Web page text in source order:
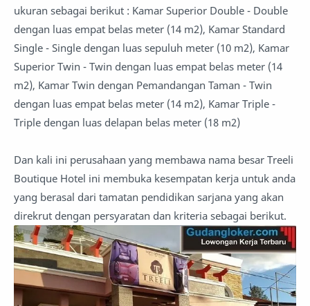
ukuran sebagai berikut : Kamar Superior Double - Double
dengan luas empat belas meter (14 m2), Kamar Standard
Single - Single dengan luas sepuluh meter (10 m2), Kamar
Superior Twin - Twin dengan luas empat belas meter (14
m2), Kamar Twin dengan Pemandangan Taman - Twin
dengan luas empat belas meter (14 m2), Kamar Triple -
Triple dengan luas delapan belas meter (18 m2)
Dan kali ini perusahaan yang membawa nama besar Treeli
Boutique Hotel ini membuka kesempatan kerja untuk anda
yang berasal dari tamatan pendidikan sarjana yang akan
direkrut dengan persyaratan dan kriteria sebagai berikut.